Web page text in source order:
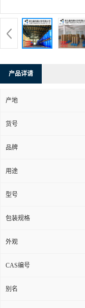
产品详请
产地
货号
品牌
用途
型号
包装规格
外观
CAS编号
别名